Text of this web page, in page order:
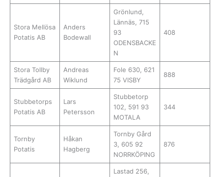
Stora Mellösa
Potatis AB
Anders
Bodewall
Grönlund,
Lännäs, 715
93
ODENSBACKE
N
408
Stora Tollby
Trädgård AB
Andreas
Wiklund
Fole 630, 621
75 VISBY
888
Stubbetorps
Potatis AB
Lars
Petersson
Stubbetorp
102, 591 93
MOTALA
344
Tornby
Potatis
Håkan
Hagberg
Tornby Gård
3, 605 92
NORRKÖPING
876
Lastad 256,